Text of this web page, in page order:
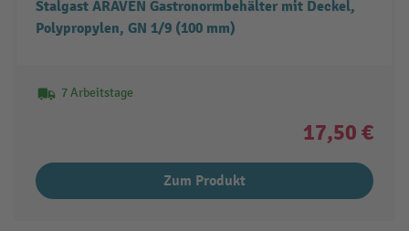
Stalgast ARAVEN Gastronormbehälter mit Deckel,
Polypropylen, GN 1/9 (100 mm)
7 Arbeitstage
17,50 €
Zum Produkt